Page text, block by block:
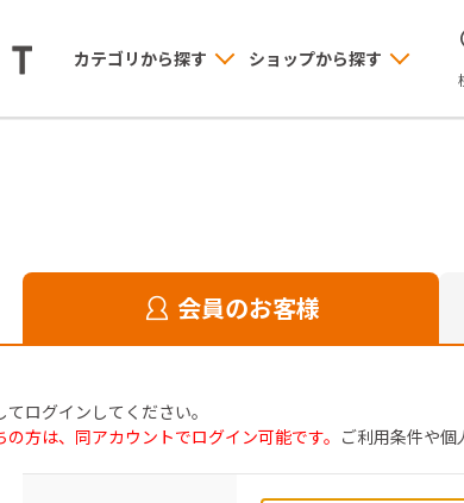
カテゴリから探す ショップから探す
会員のお客様
ログインしてください。
方は、同アカウントでログイン可能です。 ご利用条件や個